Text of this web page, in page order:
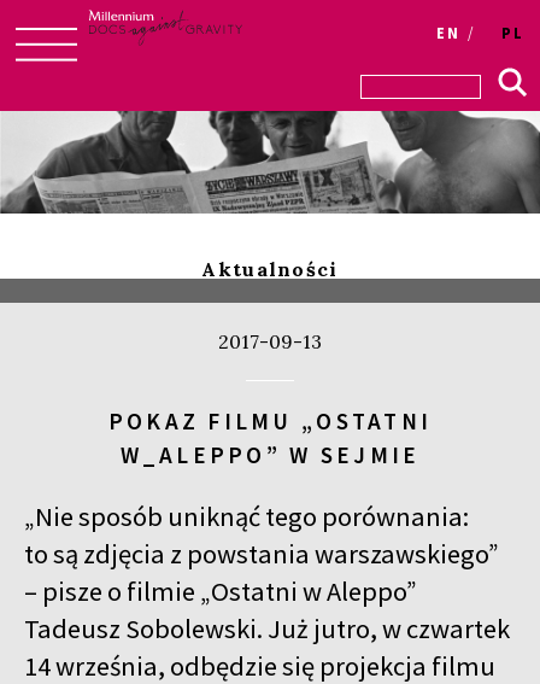
to
content
Login
EN PL
Aktualności
2017-09-13
POKAZ FILMU „OSTATNI
W_ALEPPO” W SEJMIE
„Nie sposób uniknąć tego porównania:
to są zdjęcia z powstania warszawskiego”
– pisze o filmie „Ostatni w Aleppo”
Tadeusz Sobolewski. Już jutro, w czwartek
14 września, odbędzie się projekcja filmu